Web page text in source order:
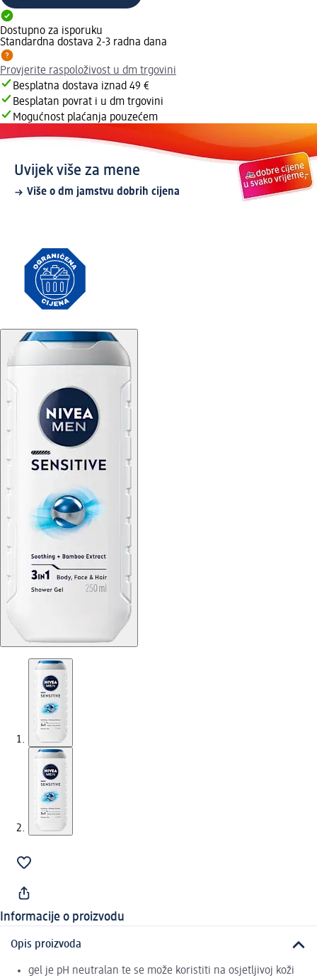
Dostupno za isporuku
Standardna dostava 2-3 radna dana
Provjerite raspoloživost u dm trgovini
Besplatna dostava iznad 49 €
Besplatan povrat i u dm trgovini
Mogućnost plaćanja pouzećem
Uvijek više za mene
Više o dm jamstvu dobrih cijena
Informacije o proizvodu
Opis proizvoda
gel je pH neutralan te se može koristiti na osjetljivoj koži